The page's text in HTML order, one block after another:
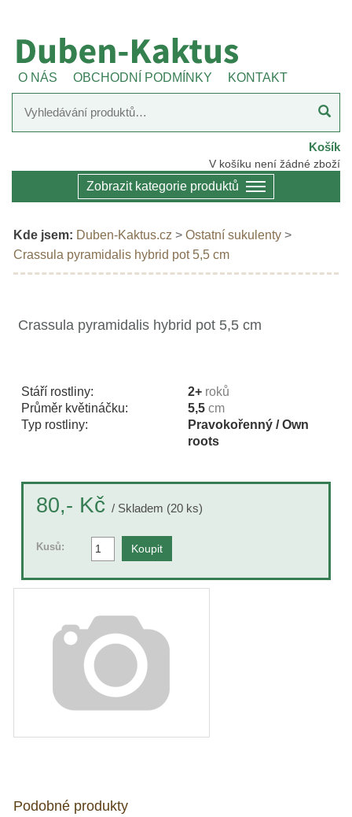
O NÁS OBCHODNÍ PODMÍNKY KONTAKT
Košík
V košíku není žádné zboží
Zobrazit kategorie produktů
Kde jsem: Duben-Kaktus.cz > Ostatní sukulenty >
Crassula pyramidalis hybrid pot 5,5 cm
Crassula pyramidalis hybrid pot 5,5 cm
Stáří rostliny: 2+ roků
Průměr květináčku:
5,5 cm
Typ rostliny:
Pravokořenný / Own
roots
80,- Kč / Skladem (20 ks)
Kusů:
Podobné produkty